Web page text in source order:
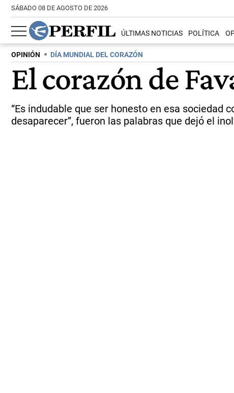
SÁBADO 08 DE AGOSTO DE 2026
ÚLTIMAS NOTICIAS POLÍTICA
OPINIÓN DÍA MUNDIAL DEL CORAZÓN
El corazón de
“Es indudable que ser honesto en esa sociedad
desaparecer”, fueron las palabras que dejó el